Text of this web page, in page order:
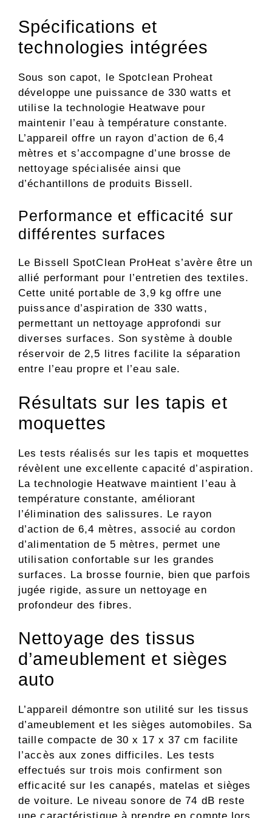
Spécifications et
technologies intégrées
Sous son capot, le Spotclean Proheat
développe une puissance de 330 watts et
utilise la technologie Heatwave pour
maintenir l’eau à température constante.
L’appareil offre un rayon d’action de 6,4
mètres et s’accompagne d’une brosse de
nettoyage spécialisée ainsi que
d’échantillons de produits Bissell.
Performance et efficacité sur
différentes surfaces
Le Bissell SpotClean ProHeat s’avère être un
allié performant pour l’entretien des textiles.
Cette unité portable de 3,9 kg offre une
puissance d’aspiration de 330 watts,
permettant un nettoyage approfondi sur
diverses surfaces. Son système à double
réservoir de 2,5 litres facilite la séparation
entre l’eau propre et l’eau sale.
Résultats sur les tapis et
moquettes
Les tests réalisés sur les tapis et moquettes
révèlent une excellente capacité d’aspiration.
La technologie Heatwave maintient l’eau à
température constante, améliorant
l’élimination des salissures. Le rayon
d’action de 6,4 mètres, associé au cordon
d’alimentation de 5 mètres, permet une
utilisation confortable sur les grandes
surfaces. La brosse fournie, bien que parfois
jugée rigide, assure un nettoyage en
profondeur des fibres.
Nettoyage des tissus
d’ameublement et sièges
auto
L’appareil démontre son utilité sur les tissus
d’ameublement et les sièges automobiles. Sa
taille compacte de 30 x 17 x 37 cm facilite
l’accès aux zones difficiles. Les tests
effectués sur trois mois confirment son
efficacité sur les canapés, matelas et sièges
de voiture. Le niveau sonore de 74 dB reste